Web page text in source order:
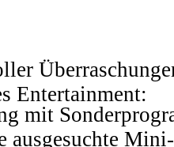
Entertainment:
mit
ausgesuchte